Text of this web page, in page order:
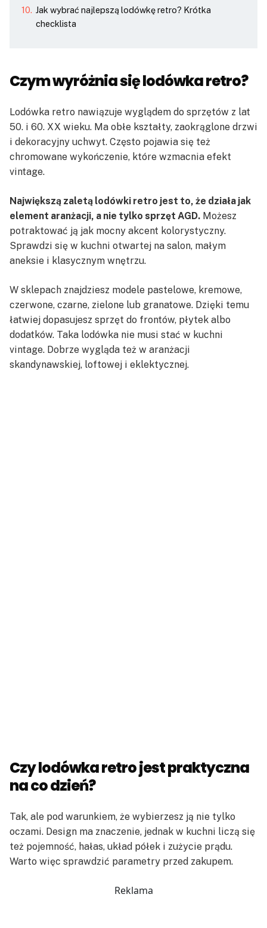
Jak wybrać najlepszą lodówkę retro? Krótka
checklista
Czym wyróżnia się lodówka retro?
Lodówka retro nawiązuje wyglądem do sprzętów z lat
50. i 60. XX wieku. Ma obłe kształty, zaokrąglone drzwi
i dekoracyjny uchwyt. Często pojawia się też
chromowane wykończenie, które wzmacnia efekt
vintage.
Największą zaletą lodówki retro jest to, że działa jak
element aranżacji, a nie tylko sprzęt AGD. Możesz
potraktować ją jak mocny akcent kolorystyczny.
Sprawdzi się w kuchni otwartej na salon, małym
aneksie i klasycznym wnętrzu.
W sklepach znajdziesz modele pastelowe, kremowe,
czerwone, czarne, zielone lub granatowe. Dzięki temu
łatwiej dopasujesz sprzęt do frontów, płytek albo
dodatków. Taka lodówka nie musi stać w kuchni
vintage. Dobrze wygląda też w aranżacji
skandynawskiej, loftowej i eklektycznej.
Czy lodówka retro jest praktyczna
na co dzień?
Tak, ale pod warunkiem, że wybierzesz ją nie tylko
oczami. Design ma znaczenie, jednak w kuchni liczą się
też pojemność, hałas, układ półek i zużycie prądu.
Warto więc sprawdzić parametry przed zakupem.
Reklama